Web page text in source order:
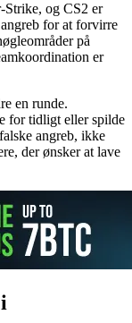
og CS2 er
for at forvirre
på
er
en runde.
for tidligt eller spilde
angreb, ikke
der ønsker at lave